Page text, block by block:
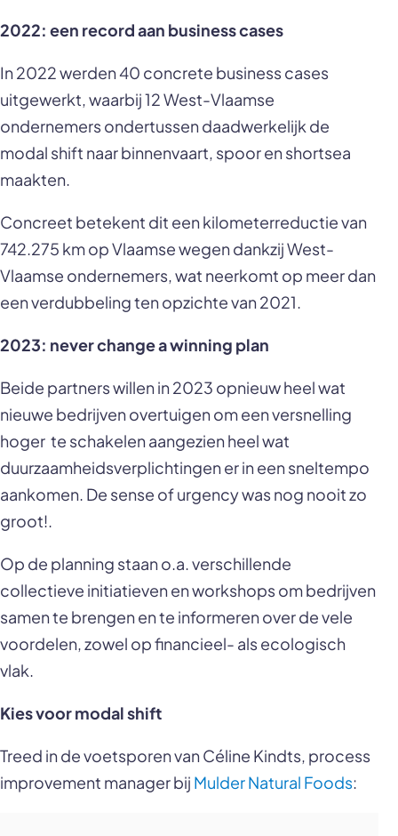
2022: een record aan business cases
In 2022 werden 40 concrete business cases
uitgewerkt, waarbij 12 West-Vlaamse
ondernemers ondertussen daadwerkelijk de
modal shift naar binnenvaart, spoor en shortsea
maakten.
Concreet betekent dit een kilometerreductie van
742.275 km op Vlaamse wegen dankzij West-
Vlaamse ondernemers, wat neerkomt op meer dan
een verdubbeling ten opzichte van 2021.
2023: never change a winning plan
Beide partners willen in 2023 opnieuw heel wat
nieuwe bedrijven overtuigen om een versnelling
hoger te schakelen aangezien heel wat
duurzaamheidsverplichtingen er in een sneltempo
aankomen. De sense of urgency was nog nooit zo
groot!.
Op de planning staan o.a. verschillende
collectieve initiatieven en workshops om bedrijven
samen te brengen en te informeren over de vele
voordelen, zowel op financieel- als ecologisch
vlak.
Kies voor modal shift
Treed in de voetsporen van Céline Kindts, process
improvement manager bijMulder Natural Foods: